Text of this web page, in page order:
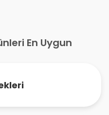
En Uygun